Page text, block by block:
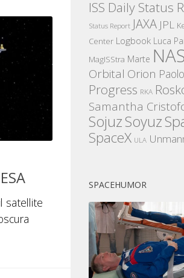
satellite
ISS Daily Status
Status Report JAXA JPL
Center Logbook Luca
MagISStra Marte
Orbital Orion
Progress RKA
Samantha
SojuzSoyuz
SpaceX ULA
SPACEHUMOR